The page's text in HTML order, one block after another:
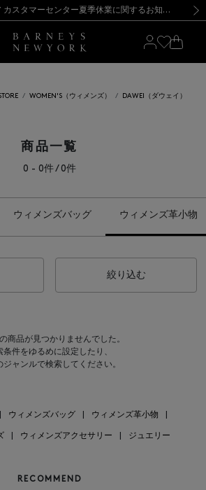
新規登録のお客様も対象！＜MY BARNEYS＞会員のお客様は11,000円（税込）以上のお買上げで常時送料無料！お買い物の際は会員登録を！
う出荷一時停止のお知らせ】(2026.8.7) 【オンラインストア カスタマーセンター夏季休業に関するお知らせ】（2026.8.7）
【夏季休業に伴う返品・交換承り一時停止のお知らせ】（2026.8.5）
地震の影響によるお荷物のお届けについて
SALEのご案内・ご注意事項 新規登録のお客様も対象！＜MY BARNEYS＞会員のお客様は11,000円（税込）以上のお買上げで常時送料無料！お買い物の際は会員登録を！
う出荷一時停止のお知らせ】(2026.8.7)
WOMEN'S（ウィメンズ）
DAWEI（ダウェイ）
商品一覧
0 - 0件 / 0件
ウィメンズバッグ ウィメンズ革小物
絞り込む
商品が見つかりませんでした。
条件をゆるめに設定したり、
ジャンルで検索してください。
ウィメンズバッグ ウィメンズ革小物
ウィメンズアクセサリー ジュエリー
RECOMMEND